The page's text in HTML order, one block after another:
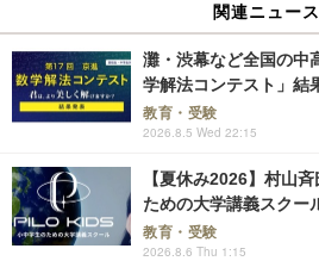
関連ニュース
灘・渋幕など全国の中
学解法コンテスト」結
教育・受験
2026.8.5 Wed 22:15
【夏休み2026】村山
ための大学講義スクー
教育・受験
2026.8.6 Thu 1:15